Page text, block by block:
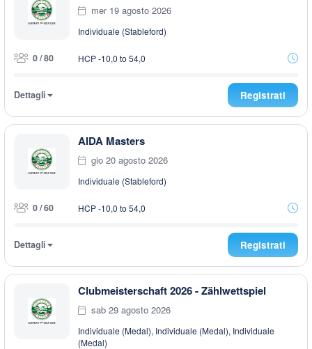
mer 19 agosto 2026
Individuale (Stableford)
0 / 80 HCP -10,0 to 54,0
Dettagli Registrati
AIDA Masters
gio 20 agosto 2026
Individuale (Stableford)
0 / 60 HCP -10,0 to 54,0
Dettagli Registrati
Clubmeisterschaft 2026 - Zählwettspiel
sab 29 agosto 2026
Individuale (Medal), Individuale (Medal), Individuale
(Medal)